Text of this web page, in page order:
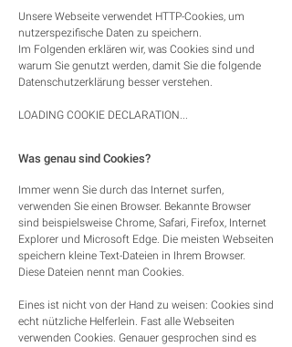
Unsere Webseite verwendet HTTP-Cookies, um
nutzerspezifische Daten zu speichern.
Im Folgenden erklären wir, was Cookies sind und
warum Sie genutzt werden, damit Sie die folgende
Datenschutzerklärung besser verstehen.
LOADING COOKIE DECLARATION...
Was genau sind Cookies?
Immer wenn Sie durch das Internet surfen,
verwenden Sie einen Browser. Bekannte Browser
sind beispielsweise Chrome, Safari, Firefox, Internet
Explorer und Microsoft Edge. Die meisten Webseiten
speichern kleine Text-Dateien in Ihrem Browser.
Diese Dateien nennt man Cookies.
Eines ist nicht von der Hand zu weisen: Cookies sind
echt nützliche Helferlein. Fast alle Webseiten
verwenden Cookies. Genauer gesprochen sind es